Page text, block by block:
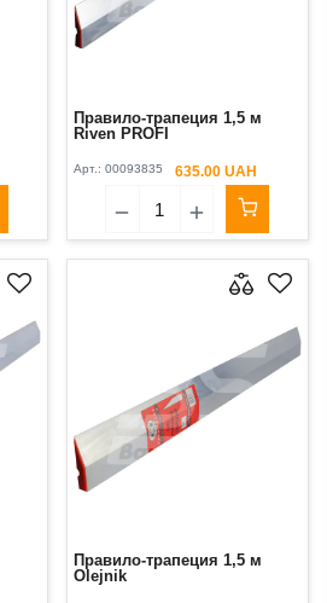
Правило-трапеция 1,5 м
Riven PROFI
Арт.: 00093835 635.00 UAH
Правило-трапеция 1,5 м
Olejnik